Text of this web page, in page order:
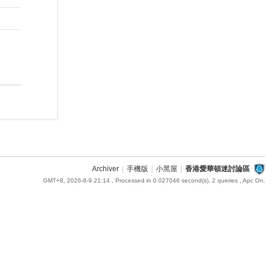
Archiver 手機版 小黑屋 香港愛華頓迷討論區
GMT+8, 2026-8-9 21:14, Processed in 0.027046 second(s), 2 queries , Apc On.